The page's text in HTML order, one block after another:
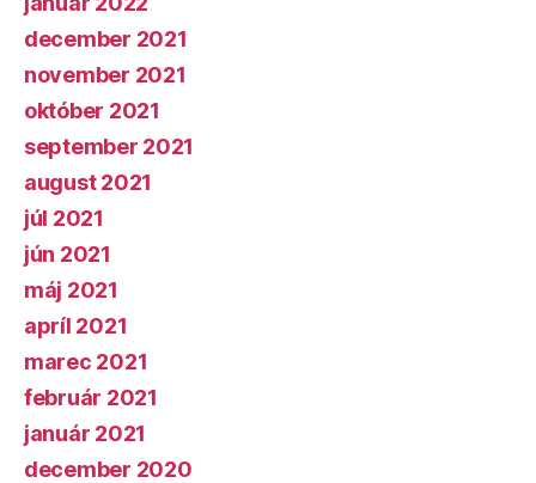
december 2021
november 2021
október 2021
september 2021
august 2021
júl 2021
jún 2021
máj 2021
apríl 2021
marec 2021
február 2021
január 2021
december 2020